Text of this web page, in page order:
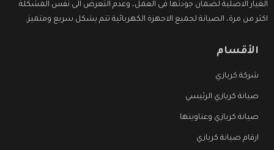
الغيار الاصلية لضمان جودتها فى العمل، وعدم التعرض الى نفس المشكلة
اكثر من مرة، الصيانة لجميع الاجهزة الكهربائية تتم بشكل سريع ومتميز.
الأقسام
شركة كريازي
صيانة كريازي الرئيسي
صيانة كريازي وعناوينها
ارقام صيانة كريازي